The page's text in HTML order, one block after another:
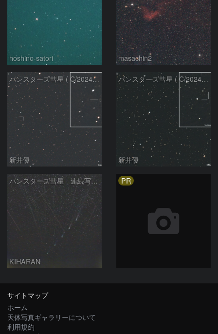
hoshino-satori masachin2
パンスターズ彗星 ( C/2024R4 )：2026/06/28
新井優
パンスターズ彗星 ( C/2024G4 )の予報位置：2026/06/23
新井優
パンスターズ彗星 連続写真 再処理
KIHARAN
PR
サイトマップ
ホーム
天体写真ギャラリーについて
利用規約